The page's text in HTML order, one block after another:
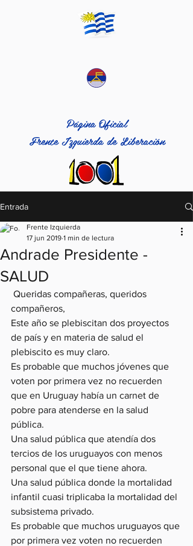
Página Oficial
Frente Izquierda de Liberación
Entrada
Andrade Presidente -
SALUD
Frente Izquierda
17 jun 2019 1 min de lectura
compañeros,
Este año se plebiscitan dos proyectos
de país y en materia de salud el
plebiscito es muy claro.
Es probable que muchos jóvenes que
voten por primera vez no recuerden
que en Uruguay había un carnet de
pobre para atenderse en la salud
pública.
Una salud pública que atendía dos
tercios de los uruguayos con menos
personal que el que tiene ahora.
Una salud pública donde la mortalidad
infantil cuasi triplicaba la mortalidad del
subsistema privado.
Es probable que muchos uruguayos que
por primera vez voten no recuerden